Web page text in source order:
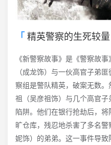
精英警察的生死较量
《新警察故事》是《警察故
（成龙饰）与一伙高官子弟
察组是警队精英，破案无数
祖（吴彦祖饰）与几个高官
陷阱。他们在银行抢劫后，
旷仓库，残忍地杀害了多名
妮饰）的弟弟。这一事件导